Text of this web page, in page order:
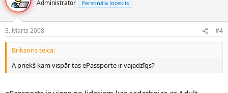
Administrator Personāla loceklis
3. Marts 2008 #4
Briksons teica:
A priekš kam vispār tas ePassporte ir vajadzīgs?